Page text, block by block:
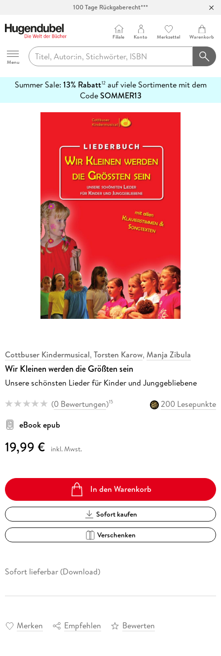
100 Tage Rückgaberecht***
Hugendubel
Menu
Filiale Konto Merkzettel Warenkorb
Summer Sale: 13% Rabatt12auf viele Sortimente mit dem
CodeSOMMER13
erfahren
Cottbuser Kindermusical, Torsten Karow, Manja Zibula
Wir Kleinen werden die Größten sein
Unsere schönsten Lieder für Kinder und Junggebliebene
(0 Bewertungen)15
200 Lesepunkte
eBook epub
19,99 € inkl. Mwst.
In den Warenkorb
Sofort kaufen
Verschenken
Sofort lieferbar (Download)
Merken Empfehlen Bewerten